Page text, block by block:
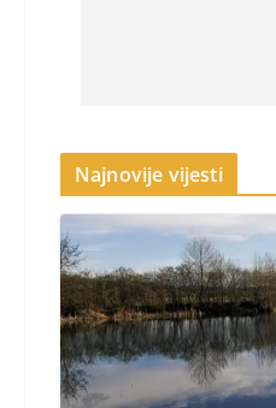
Najnovije vijesti